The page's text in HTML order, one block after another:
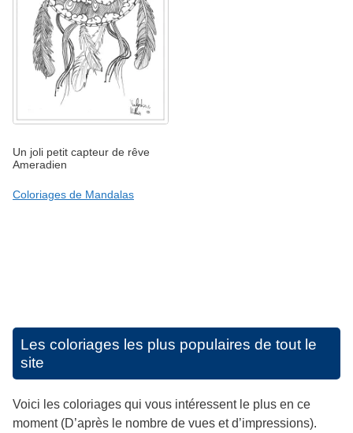
Un joli petit capteur de rêve
Ameradien
Coloriages de Mandalas
Les coloriages les plus populaires de tout le
site
Voici les coloriages qui vous intéressent le plus en ce
moment (D’après le nombre de vues et d’impressions).